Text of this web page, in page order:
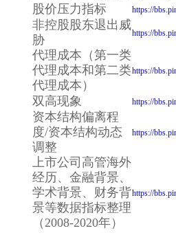
股价压力指标 https://
非控股股东退出威
胁
https://
代理成本（第一类
代理成本和第二类
代理成本）
https://
双高现象 https://
资本结构偏离程
度/资本结构动态
调整
https://
上市公司高管海外
经历、金融背景、
学术背景、财务背
景等数据指标整理
（2008-2020年）
https://